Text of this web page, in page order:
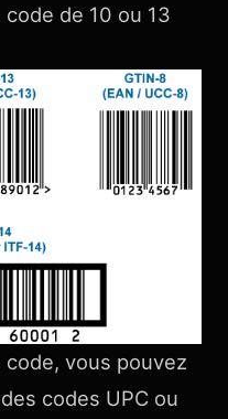
de 10 ou 13
vous pouvez
codes UPC ou